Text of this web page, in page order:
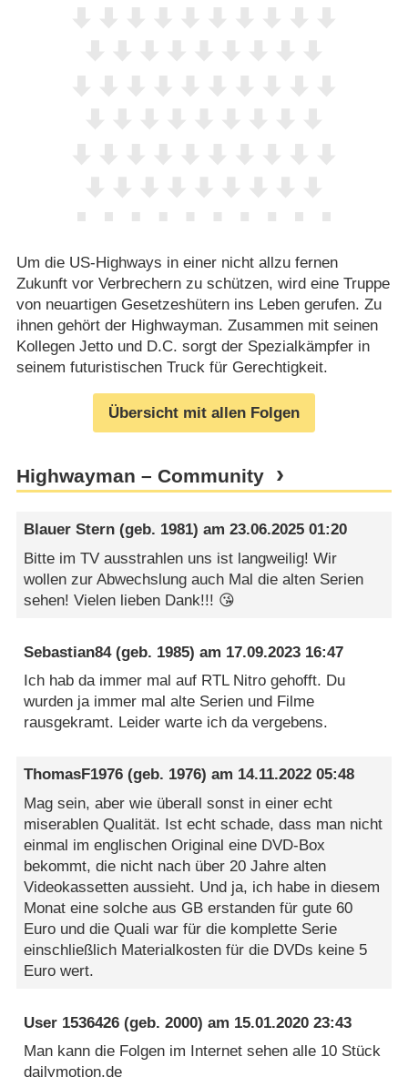
Um die US-Highways in einer nicht allzu fernen
Zukunft vor Verbrechern zu schützen, wird eine Truppe
von neuartigen Gesetzeshütern ins Leben gerufen. Zu
ihnen gehört der Highwayman. Zusammen mit seinen
Kollegen Jetto und D.C. sorgt der Spezialkämpfer in
seinem futuristischen Truck für Gerechtigkeit.
Übersicht mit allen Folgen
Highwayman – Community
Blauer Stern(geb. 1981) am23.06.2025 01:20
Bitte im TV ausstrahlen uns ist langweilig! Wir
wollen zur Abwechslung auch Mal die alten Serien
sehen! Vielen lieben Dank!!! 😘
Sebastian84(geb. 1985) am 17.09.2023 16:47
Ich hab da immer mal auf RTL Nitro gehofft. Du
wurden ja immer mal alte Serien und Filme
rausgekramt. Leider warte ich da vergebens.
ThomasF1976 (geb. 1976) am 14.11.2022 05:48
Mag sein, aber wie überall sonst in einer echt
miserablen Qualität. Ist echt schade, dass man nicht
einmal im englischen Original eine DVD-Box
bekommt, die nicht nach über 20 Jahre alten
Videokassetten aussieht. Und ja, ich habe in diesem
Monat eine solche aus GB erstanden für gute 60
Euro und die Quali war für die komplette Serie
einschließlich Materialkosten für die DVDs keine 5
Euro wert.
User 1536426 (geb. 2000) am 15.01.2020 23:43
Man kann die Folgen im Internet sehen alle 10 Stück
dailymotion.de